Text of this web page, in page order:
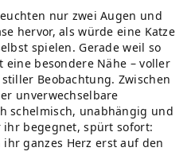
nur zwei Augen und
hervor, als würde eine Katze
spielen. Gerade weil so
besondere Nähe – voller
Beobachtung. Zwischen
unverwechselbare
schelmisch, unabhängig und
begegnet, spürt sofort:
ganzes Herz erst auf den